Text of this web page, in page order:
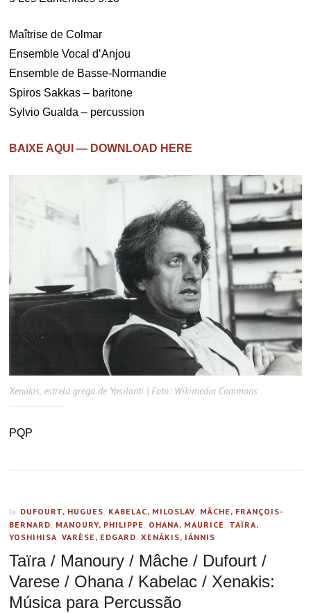
Maîtrise de Colmar
Ensemble Vocal d’Anjou
Ensemble de Basse-Normandie
Spiros Sakkas – baritone
Sylvio Gualda – percussion
BAIXE AQUI — DOWNLOAD HERE
Xenakis, estrela grega de Ypsilanti | Foto: Wikimedia Commons
PQP
In DUFOURT, HUGUES, KABELAC, MILOSLAV, MÂCHE, FRANÇOIS-
BERNARD, MANOURY, PHILIPPE , OHANA, MAURICE , TAÏRA,
YOSHIHISA,VARÈSE, EDGARD,XENÁKIS, IÁNNIS
Taïra / Manoury / Mâche / Dufourt /
Varese / Ohana / Kabelac / Xenakis:
Música para Percussão